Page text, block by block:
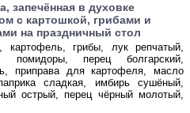
запечённая в духовке
с картошкой, грибами и
на праздничный стол
картофель, грибы, лук репчатый,
помидоры, перец болгарский,
приправа для картофеля, масло
сладкая, имбирь сушёный,
острый, перец чёрный молотый,